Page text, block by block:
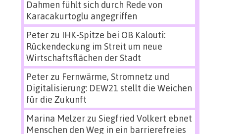
Dahmen fühlt sich durch Rede von
Karacakurtoglu angegriffen
Peterzu IHK-Spitze bei OB Kalouti:
Rückendeckung im Streit um neue
Wirtschaftsflächen der Stadt
Peterzu Fernwärme, Stromnetz und
Digitalisierung: DEW21 stellt die Weichen
für die Zukunft
Marina Melzerzu Siegfried Volkert ebnet
Menschen den Weg in ein barrierefreies